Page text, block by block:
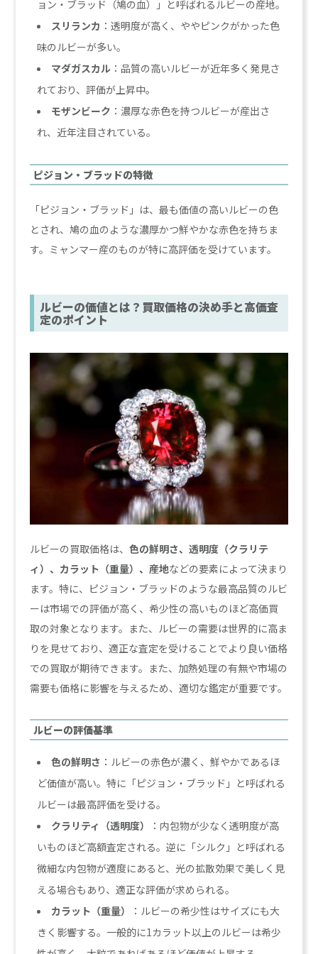
ョン・ブラッド（鳩の血）」と呼ばれるルビーの産地。
スリランカ ：透明度が高く、ややピンクがかった色
味のルビーが多い。
マダガスカル ：品質の高いルビーが近年多く発見さ
れており、評価が上昇中。
モザンビーク ：濃厚な赤色を持つルビーが産出さ
れ、近年注目されている。
ピジョン・ブラッドの特徴
「ピジョン・ブラッド」は、最も価値の高いルビーの色
とされ、鳩の血のような濃厚かつ鮮やかな赤色を持ちま
す。ミャンマー産のものが特に高評価を受けています。
ルビーの価値とは？買取価格の決め手と高価査
定のポイント
ルビーの買取価格は、色の鮮明さ、透明度（クラリテ
ィ）、カラット（重量）、産地などの要素によって決まり
ます。特に、ピジョン・ブラッドのような最高品質のルビ
ーは市場での評価が高く、希少性の高いものほど高価買
取の対象となります。また、ルビーの需要は世界的に高ま
りを見せており、適正な査定を受けることでより良い価格
での買取が期待できます。また、加熱処理の有無や市場の
需要も価格に影響を与えるため、適切な鑑定が重要です。
ルビーの評価基準
色の鮮明さ ：ルビーの赤色が濃く、鮮やかであるほ
ど価値が高い。特に「ピジョン・ブラッド」と呼ばれる
ルビーは最高評価を受ける。
クラリティ（透明度）
：内包物が少なく透明度が高
いものほど高額査定される。逆に「シルク」と呼ばれる
微細な内包物が適度にあると、光の拡散効果で美しく見
える場合もあり、適正な評価が求められる。
カラット（重量）
：ルビーの希少性はサイズにも大
きく影響する。一般的に1カラット以上のルビーは希少